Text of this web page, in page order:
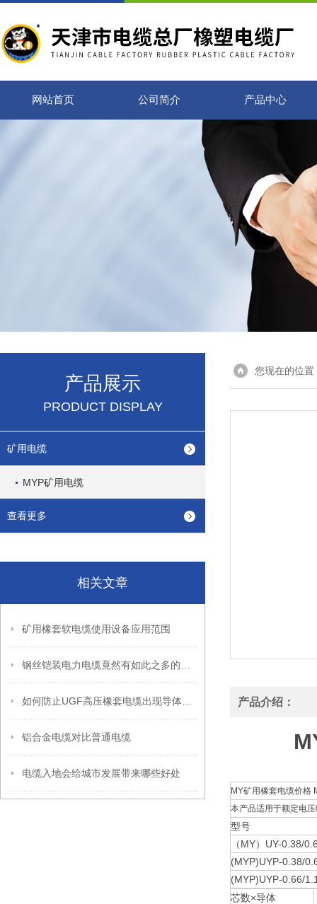
网站首页 公司简介 产品中心
产品展示
PRODUCT DISPLAY
矿用电缆
MYP矿用电缆
查看更多
相关文章
矿用橡套软电缆使用设备应用范围
铝合金电缆对比普通电缆
电缆入地会给城市发展带来哪些好处
您现在的位置
产品介绍：
MY矿用橡套电缆价格
本产品适用于额定电
型号
（MY）UY-0.38/
(MYP)UYP-0.38/
(MYP)UYP-0.66/
芯数×导体